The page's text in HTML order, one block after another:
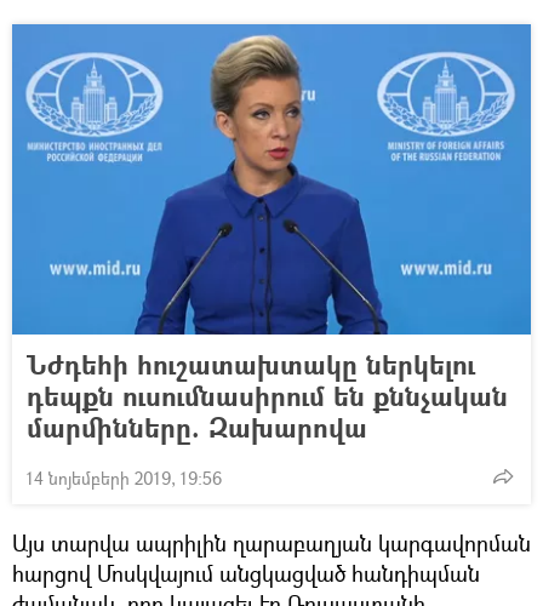
Նժդեհի հուշատախտակը ներկելու
դեպքն ուսումնասիրում են քննչական
մարմինները. Զախարովա
14 նոյեմբերի 2019, 19:56
Այս տարվա ապրիլին ղարաբաղյան կարգավորման
հարցով Մոսկվայում անցկացված հանդիպման